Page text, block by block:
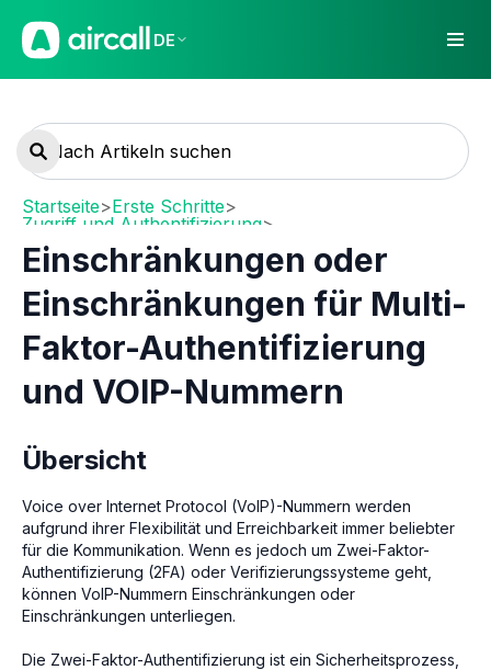
DE
Startseite>Erste Schritte>
Zugriff und Authentifizierung>
MFA (Multi-Faktor-Authentifizierung)
Einschränkungen oder
Einschränkungen für Multi-
Faktor-Authentifizierung
und VOIP-Nummern
Übersicht
Voice over Internet Protocol (VoIP)-Nummern werden
aufgrund ihrer Flexibilität und Erreichbarkeit immer beliebter
für die Kommunikation. Wenn es jedoch um Zwei-Faktor-
Authentifizierung (2FA) oder Verifizierungssysteme geht,
können VoIP-Nummern Einschränkungen oder
Einschränkungen unterliegen.
Die Zwei-Faktor-Authentifizierung ist ein Sicherheitsprozess,